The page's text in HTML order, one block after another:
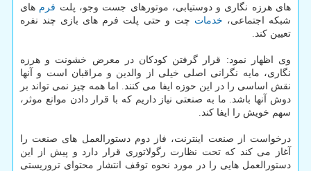
های هرزه نگاری و دوستیابی، موتورهای جست وجو، پلت فرم های
شبکه اجتماعی، خدمات چت و حتی پلت فرم های بازی چند نفره
تعیین کند.
وی اظهار نمود: قرار گرفتن کودکان در معرض خشونت و هرزه
نگاری، مایه نگرانی اصلی خیلی از والدین و مراقبان است و آنها
نقش اساسی را در این حوزه ایفا می کنند. اما همه چیز نمی تواند بر
دوش آنها باشد. ما به صنعتی نیاز داریم که با قرار دادن موانع موثر،
سهم خویش را ایفا کند.
درخواست از صنعت اینترنت، فاز دوم دستورالعمل های صنعت را
آغاز می کند که تحت نظارت رگولاتوری قرار دارد و پیش از این
دستورالعمل هایی را در مورد نحوه توقف انتشار محتوای تروریستی